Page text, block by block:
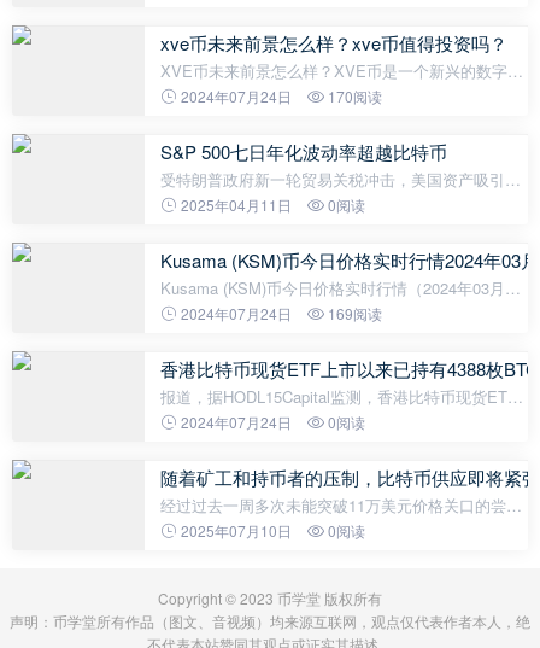
现安全的价值储存和价值增值。该货
xve币未来前景怎么样？xve币值得投资吗？
XVE币未来前景怎么样？XVE币是一个新兴的数字货
币，未来前景非常有潜力。一方面，随着数字经济的
方面，XVE币有着极具创新性的设计理
2024年07月24日 170阅读
S&P 500七日年化波动率超越比特币
受特朗普政府新一轮贸易关税冲击，美国资产吸引力
下降，S&P 500七日年化波动率飙升至169%，超越
高。投资者大幅抛售美债，导致10年期收益
2025年04月11日 0阅读
Kusama (KSM)币今日价格实时行情2024年03
Kusama (KSM)币今日价格实时行情（2024年03月28
日）根据最新数据，2024年03月28日，Kusama
347.79元。以下是该币的详细行情：24H最高价：$5
2024年07月24日 169阅读
香港比特币现货ETF上市以来已持有4388枚BTC
报道，据HODL15Capital监测，香港比特币现货ETF
上市以来已持有4,388枚BTC，资金管理规模共计约
2024年07月24日 0阅读
随着矿工和持币者的压制，比特币供应即将紧张
经过过去一周多次未能突破11万美元价格关口的尝
试，领先加密货币比特币可能即将迎来决定性突破。
2025年07月10日 0阅读
Copyright © 2023 币学堂 版权所有
声明：币学堂所有作品（图文、音视频）均来源互联网，观点仅代表作者本人，绝